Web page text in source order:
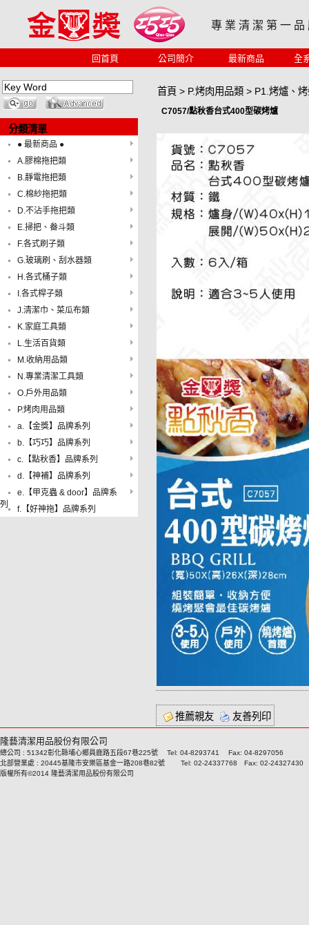
專 業 清 潔 第 一 品
回首頁 公司簡介 最新商品 全
分類清單
● 最新商品 ●
A.膠棉拖把類
B.靜電拖把類
C.棉紗拖把類
D.不沾手拖把類
E.掃把、畚斗類
F.各式刷子類
G.玻璃刷、刮水器類
H.各式桶子類
I.各式桿子類
J.清潔巾、菜瓜布類
K.家庭工具類
L.生活百貨類
M.收納用品類
N.專業清潔工具類
O.戶外用品類
P.烤肉用品類
a.【金獎】品牌系列
b.【巧巧】品牌系列
c.【點秋香】品牌系列
d.【神補】品牌系列
e.【甲克蟲 & door】品牌系
列
f.【好神拖】品牌系列
首頁 > P.烤肉用品類 > P1.烤爐、
C7057/點秋香台式400型碳烤爐
推薦親友 友善列印
隆藝清潔用品股份有限公司
總公司 : 51342彰化縣埔心鄉員鹿路五段67巷225號 Tel: 04-8293741 Fax: 04-8297056
北部營業處 : 20445基隆市安樂區基金一路208巷82號 Tel: 02-24337768 Fax: 02-24327430
版權所有©2014 隆藝清潔用品股份有限公司